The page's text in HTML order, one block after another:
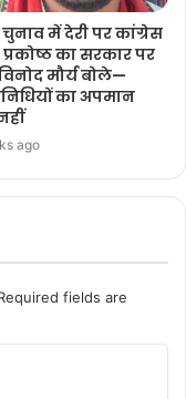
में देरी पर कांग्रेस
का सरकार पर
मौर्य बोले—
का अपमान
ago
fields are